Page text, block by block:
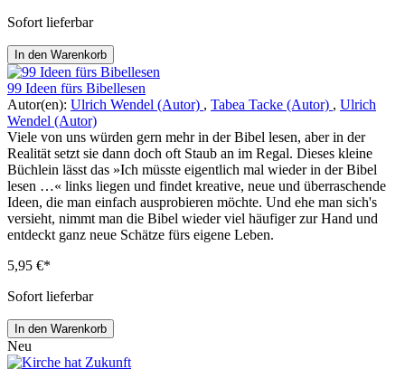
Sofort lieferbar
In den Warenkorb
99 Ideen fürs Bibellesen
Autor(en): Ulrich Wendel (Autor) , Tabea Tacke (Autor) , Ulrich
Wendel (Autor)
Viele von uns würden gern mehr in der Bibel lesen, aber in der
Realität setzt sie dann doch oft Staub an im Regal. Dieses kleine
Büchlein lässt das »Ich müsste eigentlich mal wieder in der Bibel
lesen …« links liegen und findet kreative, neue und überraschende
Ideen, die man einfach ausprobieren möchte. Und ehe man sich's
versieht, nimmt man die Bibel wieder viel häufiger zur Hand und
entdeckt ganz neue Schätze fürs eigene Leben.
5,95 €*
Sofort lieferbar
In den Warenkorb
Neu